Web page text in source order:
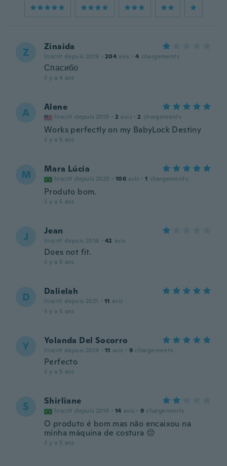
Z Zinaida
Inscrit depuis 2019 · 204 avis · 4 chargements
Спасибо
il y a 4 ans
A Alene
Inscrit depuis 2019 · 2 avis · 2 chargements
Works perfectly on my BabyLock Destiny
il y a 5 ans
M Mara Lúcia
Inscrit depuis 2020 · 106 avis · 1 chargements
Produto bom.
il y a 5 ans
J Jean
Inscrit depuis 2016 · 42 avis
Does not fit.
il y a 5 ans
D Dalielah
Inscrit depuis 2021 · 11 avis
il y a 5 ans
Y Yolanda Del Socorro
Inscrit depuis 2019 · 11 avis · 9 chargements
Perfecto
il y a 5 ans
S Shirliane
Inscrit depuis 2019 · 14 avis · 9 chargements
O produto é bom mas não encaixou na
minha máquina de costura 😔
il y a 5 ans